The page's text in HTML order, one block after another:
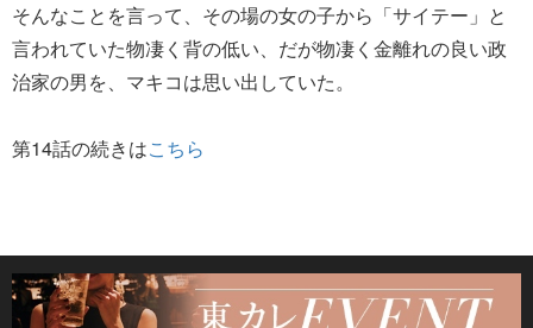
そんなことを言って、その場の女の子から「サイテー」と
言われていた物凄く背の低い、だが物凄く金離れの良い政
治家の男を、マキコは思い出していた。
第14話の続きはこちら